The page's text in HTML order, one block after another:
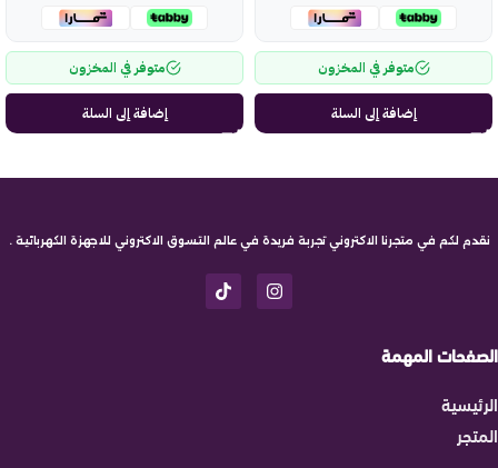
متوفر في المخزون
إضافة إلى السلة
متوفر في المخزون
إضافة إلى السلة
نقدم لكم في متجرنا الاكتروني تجربة فريدة في عالم التسوق الاكتروني للاجهزة الكهربائية .
الصفحات المهمة
الرئيسية
المتجر